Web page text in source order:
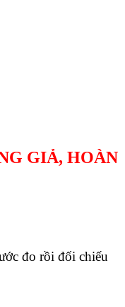
GIẢ, HOÀN
đo rồi đối chiếu